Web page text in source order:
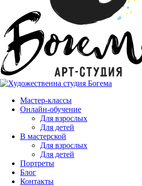
Мастер-классы
Онлайн-обучение
Для взрослых
Для детей
В мастерской
Для взрослых
Для детей
Портреты
Блог
Контакты